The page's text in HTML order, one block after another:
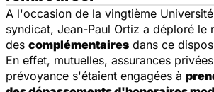
A l'occasion de la vingtième
syndicat, Jean-Paul Ortiz a déploré le
des complémentaires dans ce
En effet, mutuelles, assurances
prévoyance s'étaient engagées à